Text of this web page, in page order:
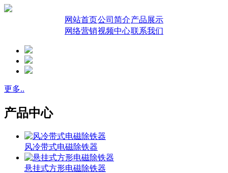
网站首页公司简介产品展示
网络营销视频中心联系我们
更多..
产品中心
风冷带式电磁除铁器
悬挂式方形电磁除铁器